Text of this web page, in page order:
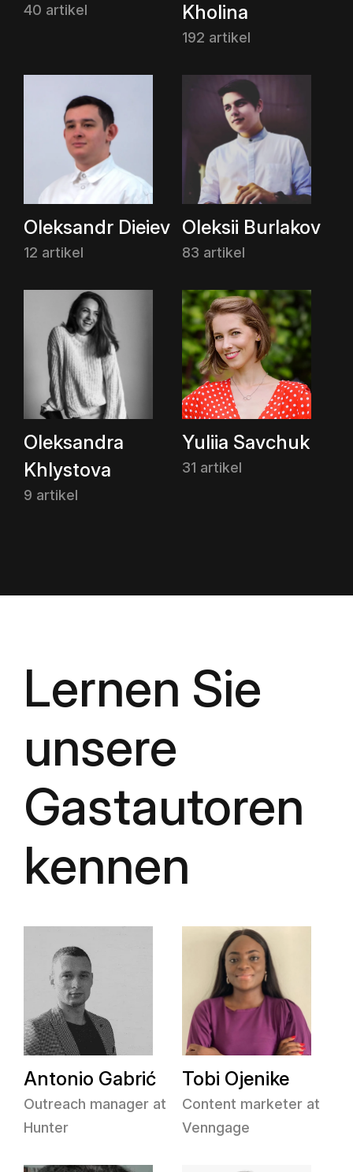
40 artikel
Kholina
192 artikel
Oleksandr Dieiev
12 artikel
Oleksii Burlakov
83 artikel
Oleksandra
Khlystova
9 artikel
Yuliia Savchuk
31 artikel
Lernen Sie
unsere
Gastautoren
kennen
Antonio Gabrić
Outreach manager at
Hunter
Tobi Ojenike
Content marketer at
Venngage